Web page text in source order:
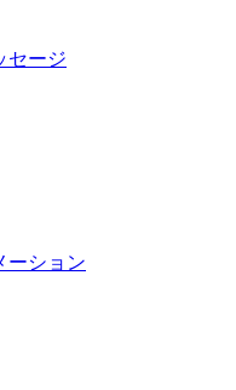
セージ
ーション